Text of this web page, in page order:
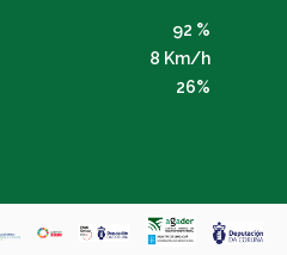
92 %
8 Km/h
26%